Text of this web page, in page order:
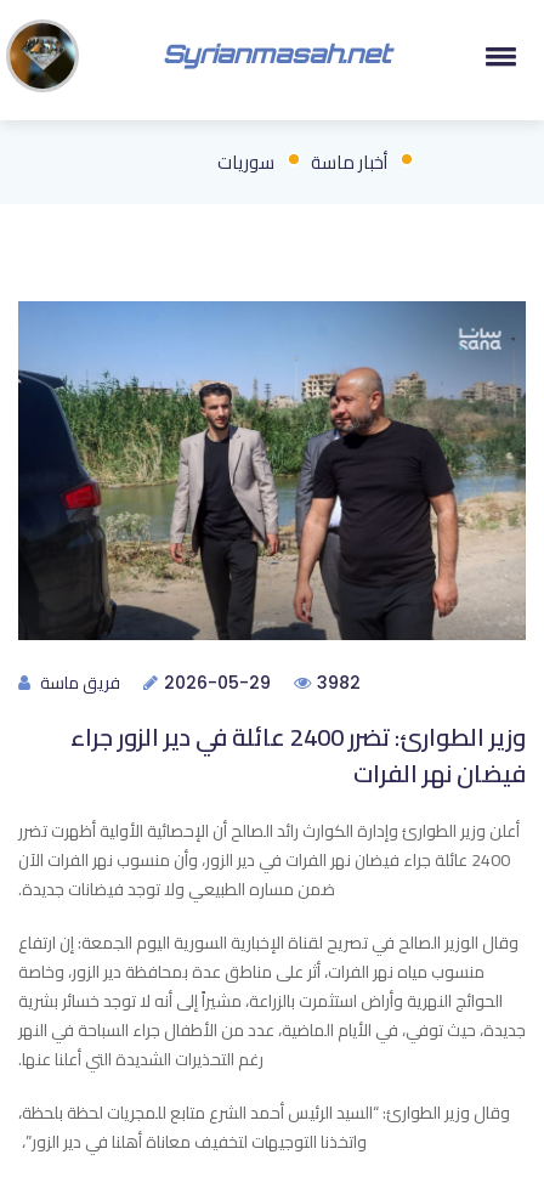
Syrianmasah.net
أخبار ماسة سوريات
فريق ماسة 2026-05-29 3982
وزير الطوارئ: تضرر 2400 عائلة في دير الزور جراء
فيضان نهر ‏الفرات
أعلن وزير الطوارئ وإدارة الكوارث رائد الصالح أن الإحصائية ‏الأولية أظهرت تضرر
2400 عائلة جراء فيضان نهر الفرات في دير الزور، وأن منسوب نهر الفرات الآن
ضمن مساره الطبيعي ولا توجد ‏فيضانات جديدة.‏
وقال الوزير الصالح في تصريح لقناة الإخبارية السورية اليوم ‏الجمعة: إن ارتفاع
منسوب مياه نهر الفرات، أثر على مناطق عدة بمحافظة ‏دير الزور، وخاصة
الحوائج النهرية وأراض استثمرت بالزراعة، مشيراً إلى أنه لا توجد خسائر بشرية
جديدة، حيث توفي، في الأيام ‏الماضية، عدد من الأطفال جراء السباحة في النهر
رغم التحذيرات ‏الشديدة التي أعلنا عنها.‏
وقال وزير الطوارئ: “السيد الرئيس أحمد الشرع متابع للمجريات لحظة ‌‏بلحظة،
واتخذنا التوجيهات لتخفيف معاناة أهلنا في دير الزور”، ‌‏